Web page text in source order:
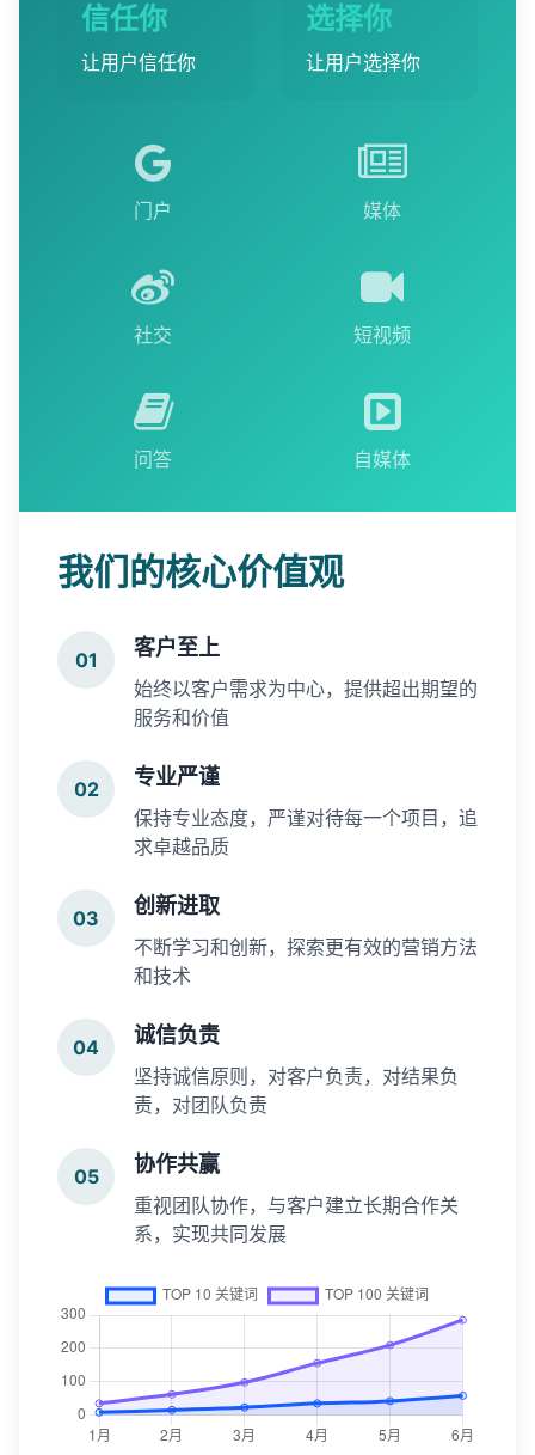
信任你
让用户信任你
选择你
让用户选择你
门户 媒体
社交 短视频
问答 自媒体
我们的核心价值观
01 客户至上
始终以客户需求为中心，提供超出期望的
服务和价值
02 专业严谨
保持专业态度，严谨对待每一个项目，追
求卓越品质
03 创新进取
不断学习和创新，探索更有效的营销方法
和技术
04 诚信负责
坚持诚信原则，对客户负责，对结果负
责，对团队负责
05 协作共赢
重视团队协作，与客户建立长期合作关
系，实现共同发展